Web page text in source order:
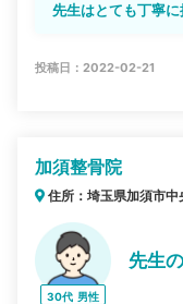
先生はとても丁寧に
投稿日：2022-02-21
加須整骨院
住所：埼玉県加須市
30代 男性
先生